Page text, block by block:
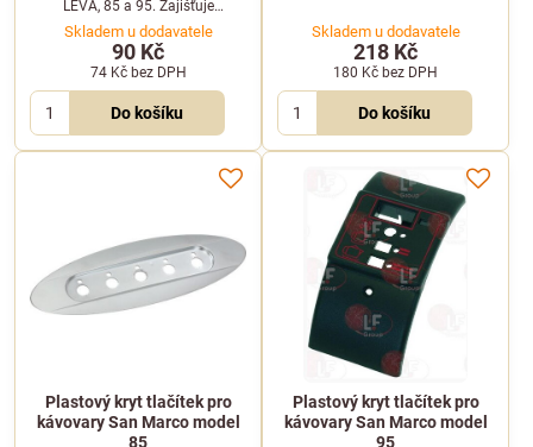
LEVA, 85 a 95. Zajišťuje
bezpečnou ochranu ventilu před
nečistotami a poškozením.
Skladem u dodavatele
90 Kč
74 Kč bez DPH
Do košíku
Skladem u dodavatele
218 Kč
180 Kč bez DPH
Do košíku
Plastový kryt tlačítek pro
kávovary San Marco model
85
Plastový kryt tlačítek pro
kávovary San Marco model
95